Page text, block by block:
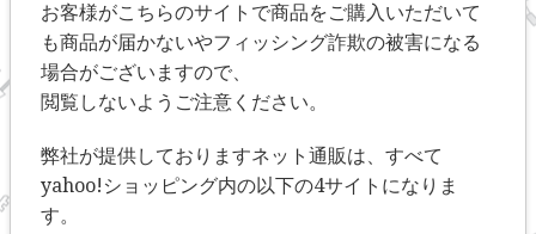
お客様がこちらのサイトで商品をご購入いただいて
も商品が届かないやフィッシング詐欺の被害になる
場合がございますので、
閲覧しないようご注意ください。
弊社が提供しておりますネット通販は、すべて
yahoo!ショッピング内の以下の4サイトになりま
す。